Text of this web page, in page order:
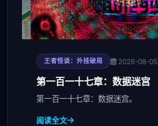
王者怪谈：外挂破局 2026-08-05
第一百一十七章：数据迷宫
第一百一十七章：数据迷宫。
阅读全文